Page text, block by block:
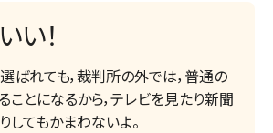
い！
ばれても，裁判所の外では，普通の
ことになるから，テレビを見たり新聞
してもかまわないよ。